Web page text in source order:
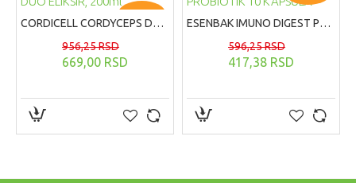
-30 %
CORDICELL CORDYCEPS DUO ELIKSIR, 200ml
669,00 RSD
956,25 RSD
ESENBAK IMUNO DIGEST PROBIOTIK 10 KAPSULA
417,38 RSD
596,25 RSD